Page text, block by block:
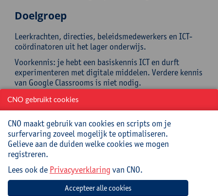
Doelgroep
Leerkrachten, directies, beleidsmedewerkers en ICT-
coördinatoren uit het lager onderwijs.
Voorkennis: je hebt een basiskennis ICT en durft
experimenteren met digitale middelen. Verdere kennis
van Google Classrooms is niet nodig.
Mee te brengen door cursist
Opgeladen laptop of Chromebook met voedingskabel,
werkschriften wiskunde, taal, WO uit de eigen
klaspraktijk, eigen Google-account dat toegang heeft
tot externe domeinen (zie ICT-coördinator)
! Zorg er voor dat je laptop/Chromebook toegang heeft
tot andere domeinen en andere wifi-netwerken
(afstemmen met je ICT-coördinator).
CNO gebruikt cookies
CNO maakt gebruik van cookies en scripts om je
surfervaring zoveel mogelijk te optimaliseren.
Gelieve aan de duiden welke cookies we mogen
registreren.
Lees ook de Privacyverklaring van CNO.